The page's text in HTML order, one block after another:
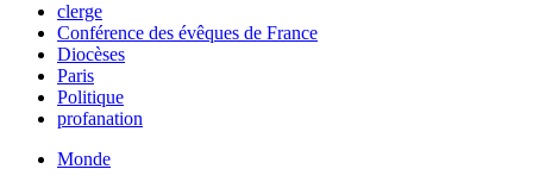
clerge
Conférence des évêques de France
Diocèses
Paris
Politique
profanation
Monde